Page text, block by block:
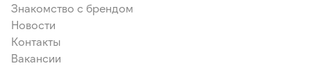
Знакомство с брендом
Новости
Контакты
Вакансии